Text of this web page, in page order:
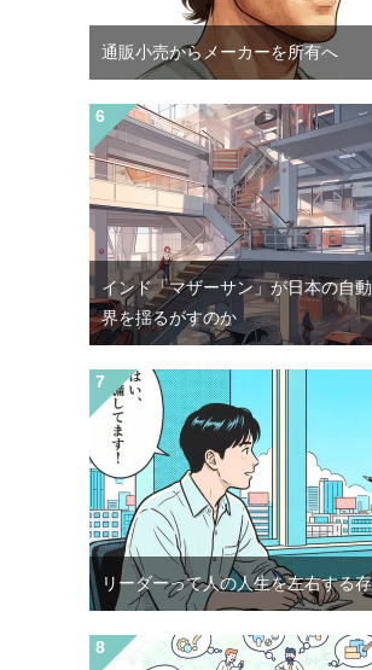
通販小売からメーカーを所有へ
インド「マザーサン」が日本の自
界を揺るがすのか
リーダーって人の人生を左右する